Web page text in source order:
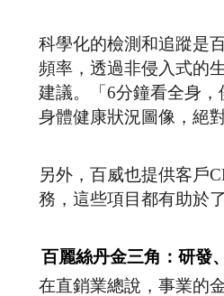
科學化的檢測和追蹤是
頻率，透過非侵入式的
建議。「6分鐘看全身
身體健康狀況圖像，絕
另外，百威也提供客戶
務，這些項目都有助於
百麗絲丹金三角：研發
在直銷業總說，事業的